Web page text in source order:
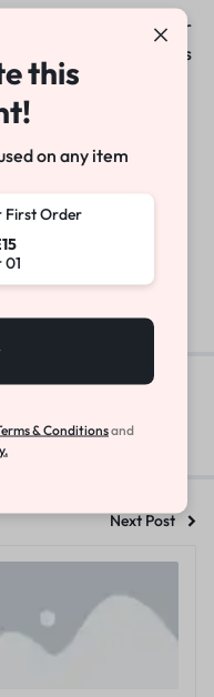
voluptas sit aspernatur
magni dolores eos
Neque porro
dolor sit amet,
incidunt ut
voluptatem.
Next Post
this
on any item
First Order
01
& Conditionsand